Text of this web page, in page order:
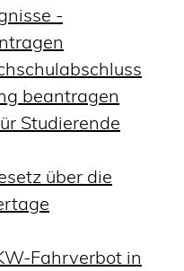
-
beantragen
Studierende
über die
Fahrverbot in